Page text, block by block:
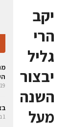
יקב
הרי
גליל
יבצור
השנה
מעל
19 במרץ 2007
בציר 2006 יצא
1 בספטמבר 2006